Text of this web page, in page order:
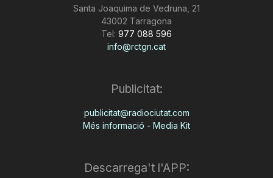
Santa Joaquima de Vedruna, 21
43002 Tarragona
Tel: 977 088 596
info@rctgn.cat
Publicitat:
publicitat@radiociutat.com
Més informació - Media Kit
Descarrega't l'APP: